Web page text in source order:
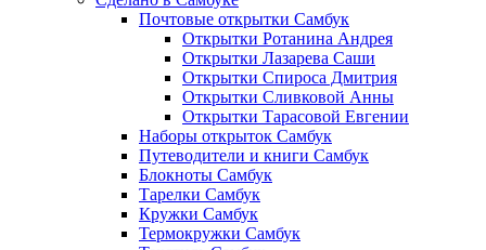
Почтовые открытки Самбук
Открытки Ротанина Андрея
Открытки Лазарева Саши
Открытки Спироса Дмитрия
Открытки Сливковой Анны
Открытки Тарасовой Евгении
Наборы открыток Самбук
Путеводители и книги Самбук
Блокноты Самбук
Тарелки Самбук
Кружки Самбук
Термокружки Самбук